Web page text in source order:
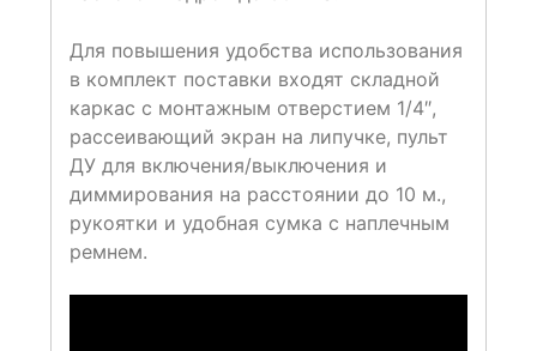
Для повышения удобства использования
в комплект поставки входят складной
каркас с монтажным отверстием 1/4″,
рассеивающий экран на липучке, пульт
ДУ для включения/выключения и
диммирования на расстоянии до 10 м.,
рукоятки и удобная сумка с наплечным
ремнем.